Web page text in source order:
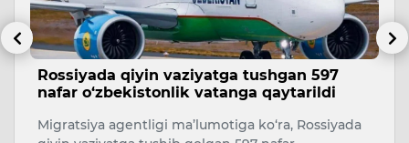
Rossiyada qiyin vaziyatga tushgan 597
nafar o‘zbekistonlik vatanga qaytarildi
Migratsiya agentligi ma’lumotiga ko‘ra, Rossiyada